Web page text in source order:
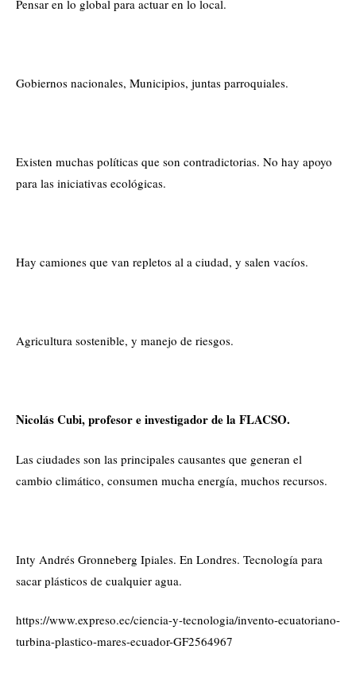
Pensar en lo global para actuar en lo local.
Gobiernos nacionales, Municipios, juntas parroquiales.
Existen muchas políticas que son contradictorias. No hay apoyo
para las iniciativas ecológicas.
Hay camiones que van repletos al a ciudad, y salen vacíos.
Agricultura sostenible, y manejo de riesgos.
Nicolás Cubi, profesor e investigador de la FLACSO.
Las ciudades son las principales causantes que generan el
cambio climático, consumen mucha energía, muchos recursos.
Inty Andrés Gronneberg Ipiales. En Londres. Tecnología para
sacar plásticos de cualquier agua.
https://www.expreso.ec/ciencia-y-tecnologia/invento-ecuatoriano-
turbina-plastico-mares-ecuador-GF2564967